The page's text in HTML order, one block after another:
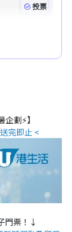
劃⚡】
完即止 <
門票！↓